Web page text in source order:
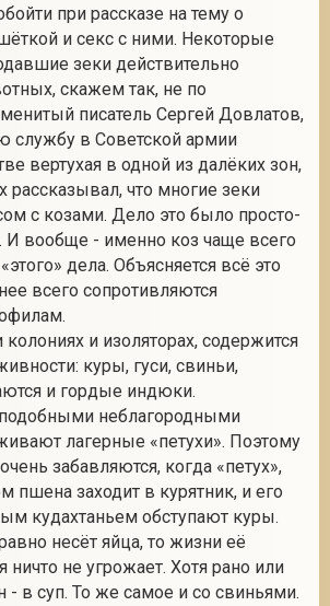
при рассказе на тему о
и секс с ними. Некоторые
зеки действительно
скажем так, не по
писатель Сергей Довлатов,
службу в Советской армии
вертухая в одной из далёких зон,
рассказывал, что многие зеки
с козами. Дело это было просто-
И вообще - именно коз чаще всего
дела. Объясняется всё это
всего сопротивляются
и изоляторах, содержится
куры, гуси, свиньи,
и гордые индюки.
неблагородными
лагерные «петухи». Поэтому
забавляются, когда «петух»,
пшена заходит в курятник, и его
кудахтаньем обступают куры.
несёт яйца, то жизни её
ничто не угрожает. Хотя рано или
- в суп. То же самое и со свиньями.